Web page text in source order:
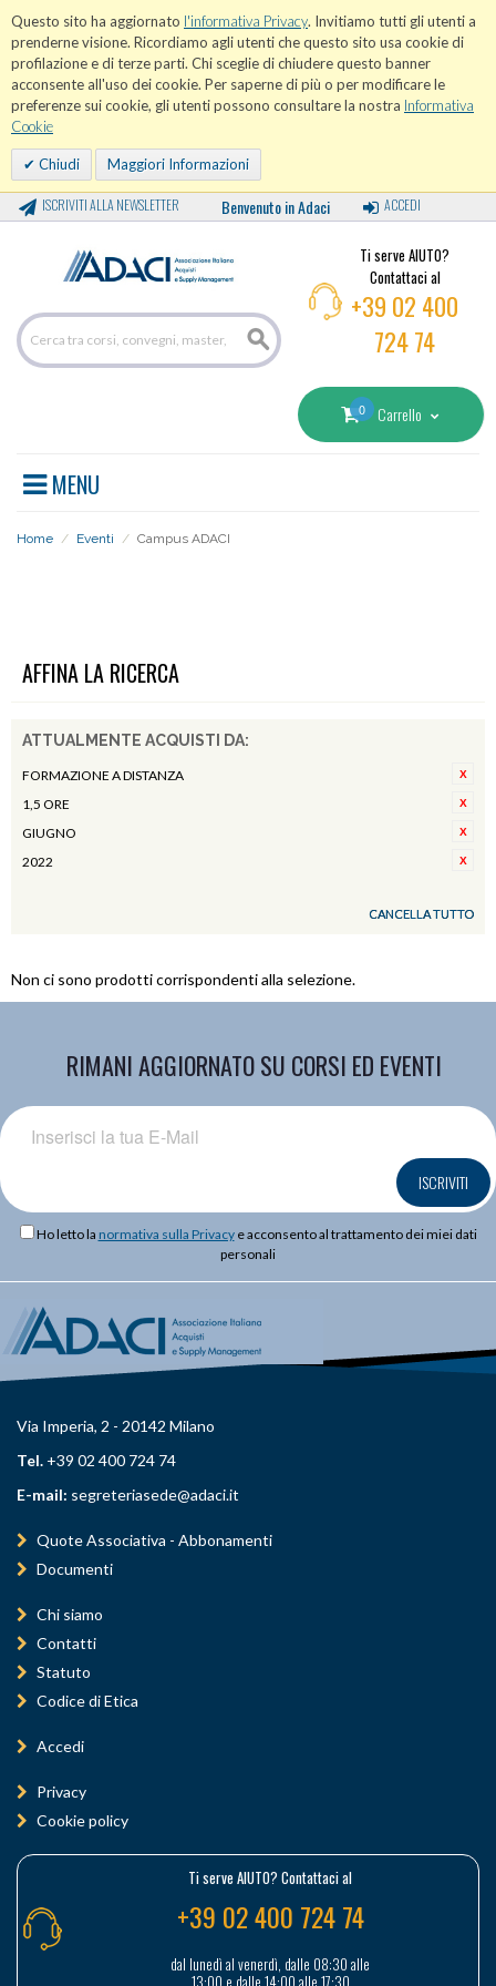
Questo sito ha aggiornato l'informativa Privacy. Invitiamo tutti gli utenti a
prenderne visione. Ricordiamo agli utenti che questo sito usa cookie di
profilazione e di terze parti. Chi sceglie di chiudere questo banner
acconsente all'uso dei cookie. Per saperne di più o per modificare le
preferenze sui cookie, gli utenti possono consultare la nostra Informativa
Cookie
Chiudi Maggiori Informazioni
ISCRIVITI ALLA NEWSLETTER Benvenuto in Adaci ACCEDI
Ti serve AIUTO?
Contattaci al
+39 02 400
724 74
0 Carrello
MENU
Home / Eventi / Campus ADACI
AFFINA LA RICERCA
ATTUALMENTE ACQUISTI DA:
FORMAZIONE A DISTANZA
1,5 ORE
GIUGNO
2022
CANCELLA TUTTO
Non ci sono prodotti corrispondenti alla selezione.
RIMANI AGGIORNATO SU CORSI ED EVENTI
ISCRIVITI
Ho letto la normativa sulla Privacye acconsento al trattamento dei miei dati
personali
Via Imperia, 2 - 20142 Milano
Tel. +39 02 400 724 74
E-mail: segreteriasede@adaci.it
Quote Associativa - Abbonamenti
Documenti
Chi siamo
Contatti
Statuto
Codice di Etica
Accedi
Privacy
Cookie policy
Ti serve AIUTO? Contattaci al
+39 02 400 724 74
dal lunedì al venerdì, dalle 08:30 alle
13:00 e dalle 14:00 alle 17:30